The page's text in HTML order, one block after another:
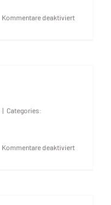
Kommentare deaktiviertfür
| Categories:
Kommentare deaktiviertfür